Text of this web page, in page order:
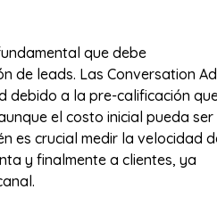
que debe
de leads. Las Conversation
debido a la pre-calificación
el costo inicial pueda ser
es crucial medir la velocidad
y finalmente a clientes, ya